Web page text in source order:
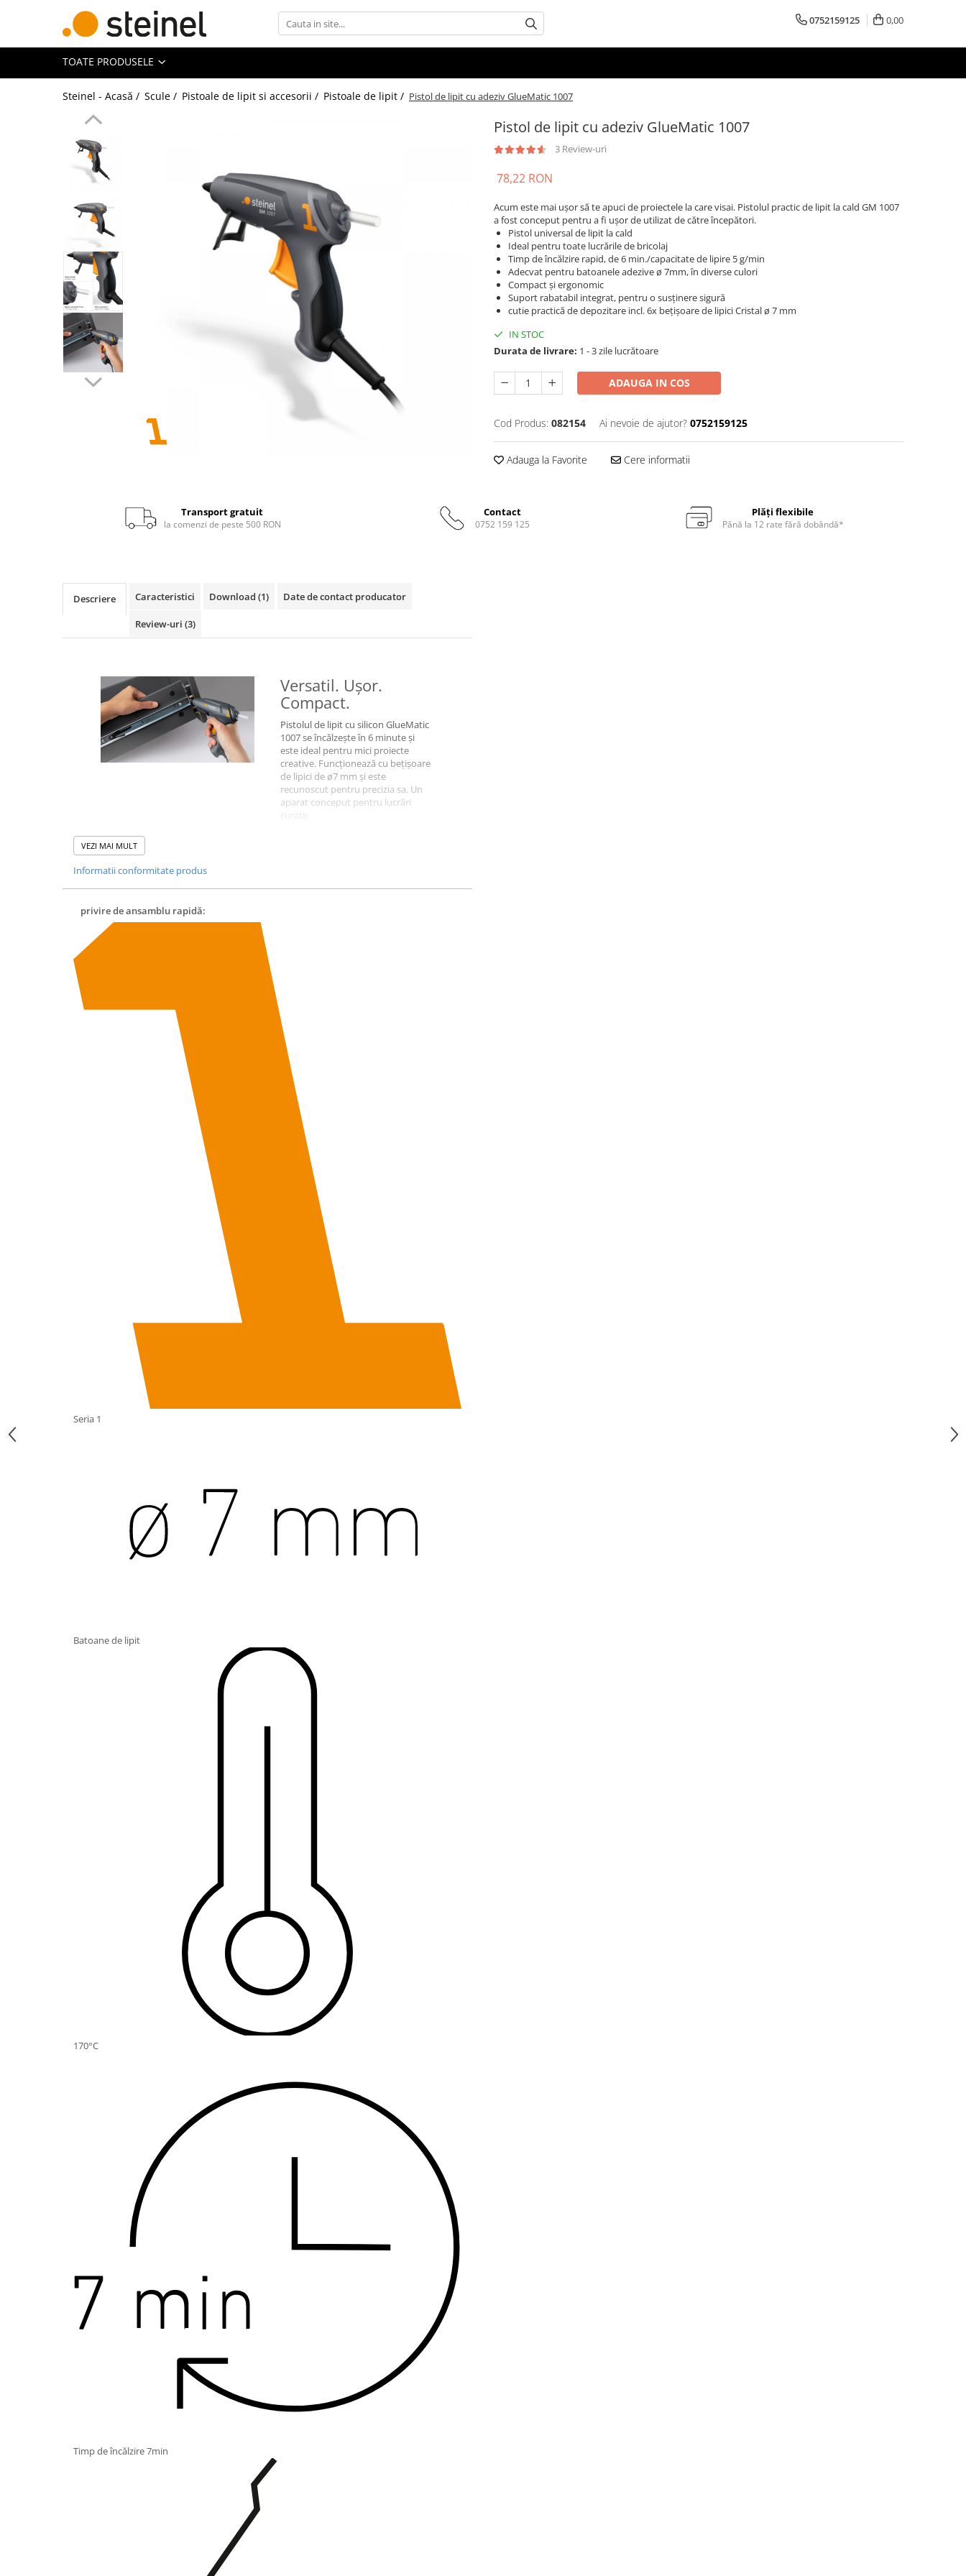
Toate Produsele
Lămpi
Lampi de exterior
Lampi RGB - 24V
Lămpi cu cameră
Lămpi de grădină
Lămpi de interior
Senzori crepusculari
Suflante cu aer cald
Duze suflante
0752159125 0,00
TOATE PRODUSELE
Steinel - Acasă / Scule / Pistoale de lipit si accesorii / Pistoale de lipit / Pistol de lipit cu adeziv GlueMatic 1007
Pistol de lipit cu adeziv GlueMatic 1007
3 Review-uri
78,22 RON
Acum este mai ușor să te apuci de proiectele la care visai. Pistolul practic de lipit la cald GM 1007
a fost conceput pentru a fi ușor de utilizat de către începători.
Pistol universal de lipit la cald
Ideal pentru toate lucrările de bricolaj
Timp de încălzire rapid, de 6 min./capacitate de lipire 5 g/min
Adecvat pentru batoanele adezive ø 7mm, în diverse culori
Compact și ergonomic
Suport rabatabil integrat, pentru o susținere sigură
cutie practică de depozitare incl. 6x bețișoare de lipici Cristal ø 7 mm
IN STOC
Durata de livrare: 1 - 3 zile lucrătoare
ADAUGA IN COS
Cod Produs: 082154 Ai nevoie de ajutor? 0752159125
Adauga la Favorite Cere informatii
Transport gratuit
la comenzi de peste 500 RON
Contact
0752 159 125
Plăți flexibile
Până la 12 rate fără dobândă*
Descriere Caracteristici Download (1) Date de contact producator
Review-uri (3)
Versatil. Ușor.
Compact.
Pistolul de lipit cu silicon GlueMatic
1007 se încălzește în 6 minute și
este ideal pentru mici proiecte
creative. Funcționează cu bețișoare
de lipici de ø7 mm și este
recunoscut pentru precizia sa. Un
aparat conceput pentru lucrări
curate.
VEZI MAI MULT
Informatii conformitate produs
privire de ansamblu rapidă:
Seria 1
Batoane de lipit
170°C
Timp de încălzire 7min